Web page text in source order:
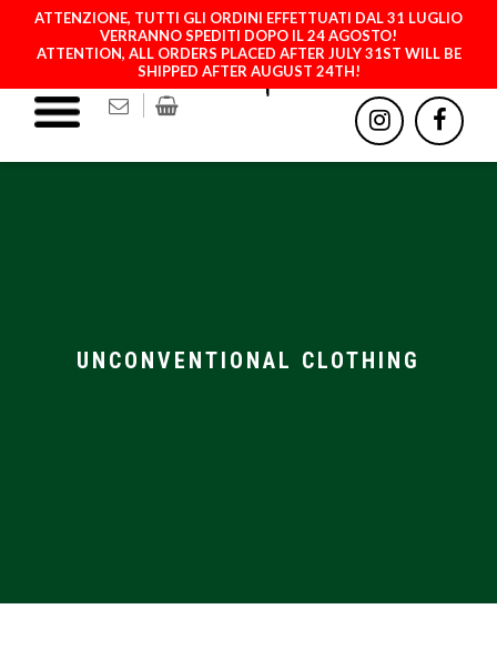
ATTENZIONE, TUTTI GLI ORDINI EFFETTUATI DAL 31 LUGLIO
VERRANNO SPEDITI DOPO IL 24 AGOSTO!
ATTENTION, ALL ORDERS PLACED AFTER JULY 31ST WILL BE
SHIPPED AFTER AUGUST 24TH!
UNCONVENTIONAL CLOTHING